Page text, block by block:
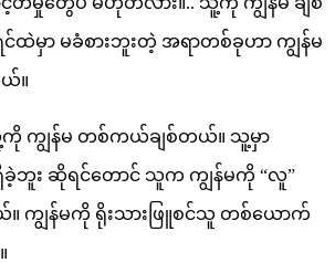
မှာ မခံစားဘူးတဲ့ အရာတစ်ခုဟာ ကျွန်မ
။
ကို ကျွန်မ တစ်ကယ်ချစ်တယ်။ သူ့မှာ
ဘူး ဆိုရင်တောင် သူက ကျွန်မကို “လူ”
ကျွန်မကို ရိုးသားဖြူစင်သူ တစ်ယောက်